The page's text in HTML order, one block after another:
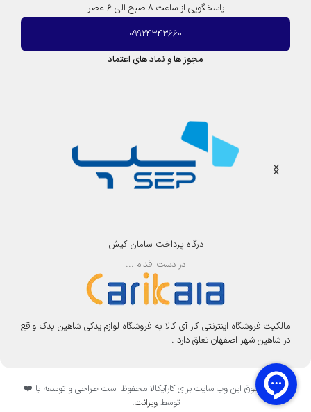
پاسخگویی از ساعت 8 صبح الی 6 عصر
09924343660
مجوز ها و نماد های اعتماد
درگاه پرداخت سامان کیش
در دست اقدام ...
مالکیت فروشگاه اینترنتی کار آی کالا به فروشگاه لوازم یدکی شاهین یدک واقع
در شاهین شهر اصفهان تعلق دارد .
تمامی حقوق این وب سایت برای کارآیکالا محفوظ است طراحی و توسعه با ❤️
توسطویرانت.